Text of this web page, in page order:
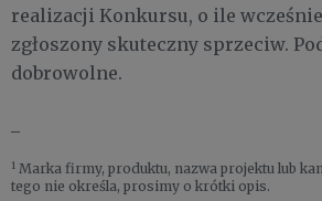
realizacji Konkursu, o ile
zgłoszony skuteczny sprzeciw.
dobrowolne.
1 Marka firmy, produktu, nazwa projektu lub
tego nie określa, prosimy o krótki opis.